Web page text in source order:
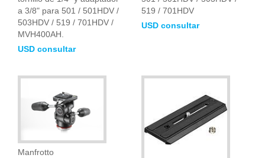
a 3/8" para 501 / 501HDV /
503HDV / 519 / 701HDV /
MVH400AH.
USD consultar
519 / 701HDV
USD consultar
Manfrotto